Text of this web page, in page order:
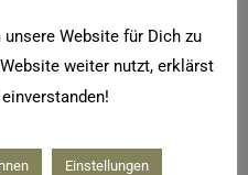
Website für Dich zu
weiter nutzt, erklärst
Einstellungen